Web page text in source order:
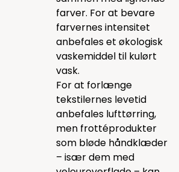
farver. For at bevare
farvernes intensitet
anbefales et økologisk
vaskemiddel til kulørt
vask.
For at forlænge
tekstilernes levetid
anbefales lufttørring,
men frottéprodukter
som bløde håndklæder
– især dem med